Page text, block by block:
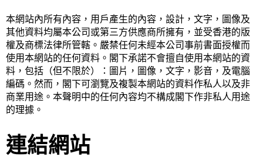
本網站內所有內容，用戶產生的內容，設計，文字，圖像及
其他資料均屬本公司或第三方供應商所擁有，並受香港的版
權及商標法律所管轄。嚴禁任何未經本公司事前書面授權而
使用本網站的任何資料。閣下承諾不會擅自使用本網站的資
料，包括（但不限於）：圖片，圖像，文字，影音，及電腦
編碼。然而，閣下可瀏覽及複製本網站的資料作私人以及非
商業用途。本聲明中的任何內容均不構成閣下作非私人用途
的理據。
連結網站